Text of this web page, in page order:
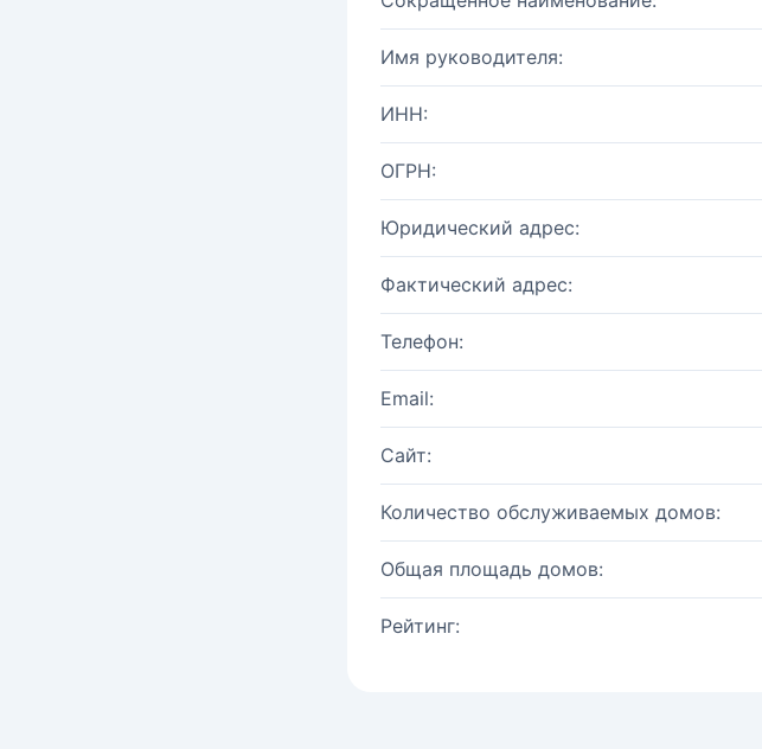
Имя руководителя:
ИНН:
ОГРН:
Юридический адрес:
Фактический адрес:
Телефон:
Email:
Сайт:
Количество обслуживаемых домов:
Общая площадь домов:
Рейтинг: